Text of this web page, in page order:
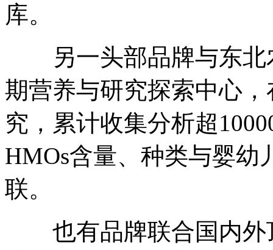
库。
另一头部品牌与东北
期营养与研究探索中心
究，累计收集分析超
HMOs含量、种类与婴幼
联。
也有品牌联合国内外